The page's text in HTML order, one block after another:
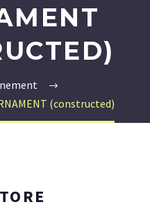
(constructed)